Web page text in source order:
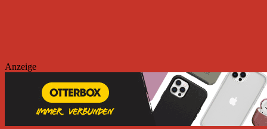
Anzeige